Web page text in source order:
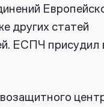
других статей
ЕСПЧ присудил